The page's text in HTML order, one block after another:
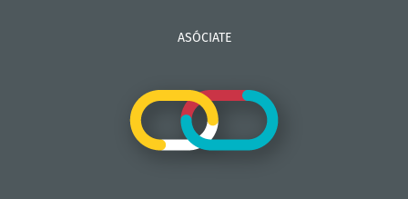
ASÓCIATE